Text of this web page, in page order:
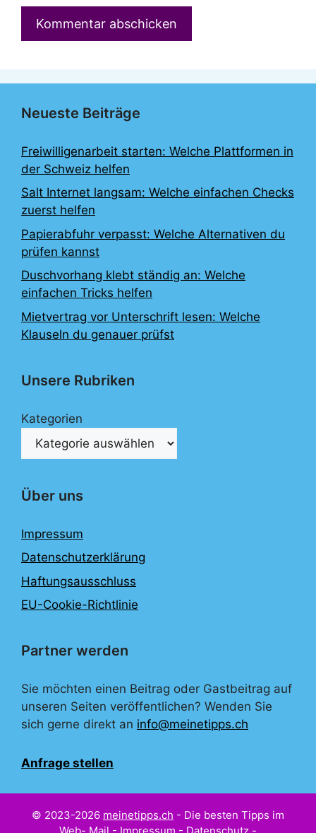
Neueste Beiträge
Freiwilligenarbeit starten: Welche Plattformen in
der Schweiz helfen
Salt Internet langsam: Welche einfachen Checks
zuerst helfen
Papierabfuhr verpasst: Welche Alternativen du
prüfen kannst
Duschvorhang klebt ständig an: Welche
einfachen Tricks helfen
Mietvertrag vor Unterschrift lesen: Welche
Klauseln du genauer prüfst
Unsere Rubriken
Kategorien
Über uns
Impressum
Datenschutzerklärung
Haftungsausschluss
EU-Cookie-Richtlinie
Partner werden
Sie möchten einen Beitrag oder Gastbeitrag auf
unseren Seiten veröffentlichen? Wenden Sie
sich gerne direkt an info@meinetipps.ch
Anfrage stellen
© 2023-2026 meinetipps.ch - Die besten Tipps im